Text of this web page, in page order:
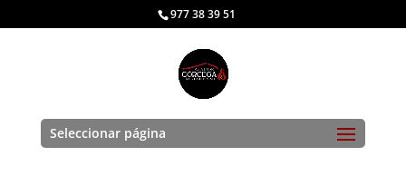
977 38 39 51
Seleccionar página